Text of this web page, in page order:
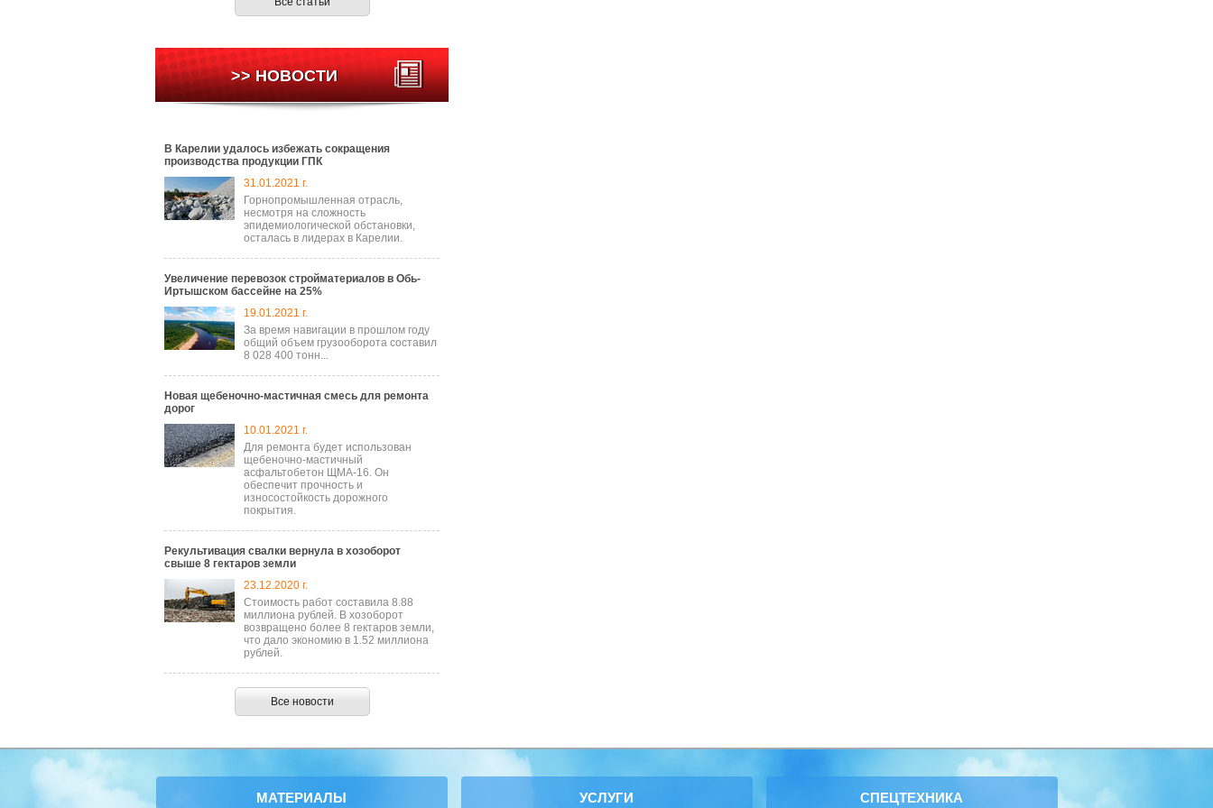
>> НОВОСТИ
В Карелии удалось избежать сокращения
производства продукции ГПК
31.01.2021 г.
Горнопромышленная отрасль,
несмотря на сложность
эпидемиологической обстановки,
осталась в лидерах в Карелии.
Увеличение перевозок стройматериалов в Обь-
Иртышском бассейне на 25%
19.01.2021 г.
За время навигации в прошлом году
общий объем грузооборота составил
8 028 400 тонн...
Новая щебеночно-мастичная смесь для ремонта
дорог
10.01.2021 г.
Для ремонта будет использован
щебеночно-мастичный
асфальтобетон ЩМА-16. Он
обеспечит прочность и
износостойкость дорожного
покрытия.
Рекультивация свалки вернула в хозоборот
свыше 8 гектаров земли
23.12.2020 г.
Стоимость работ составила 8.88
миллиона рублей. В хозоборот
возвращено более 8 гектаров земли,
что дало экономию в 1.52 миллиона
рублей.
Все новости
МАТЕРИАЛЫ УСЛУГИ СПЕЦТЕХНИКА